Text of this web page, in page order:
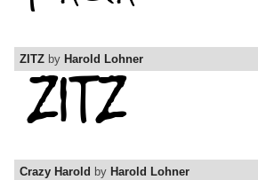
ZITZ by Harold Lohner
Crazy Harold by Harold Lohner